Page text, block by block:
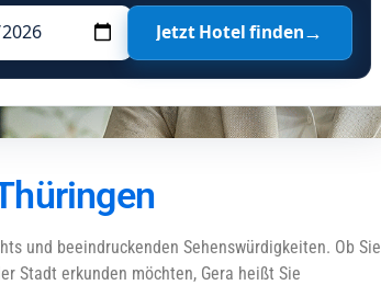
Jetzt Hotel finden→
und beeindruckenden Sehenswürdigkeiten. Ob Sie
Stadt erkunden möchten, Gera heißt Sie